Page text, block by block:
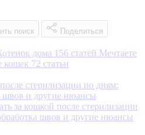
поиск Поделиться
дома 156 статей Мечтаете
кошек 72 статьи
за кошкой после стерилизации
швов и другие нюансы